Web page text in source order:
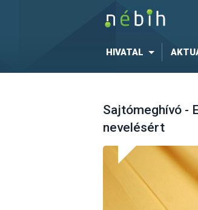
HIVATAL
Sajtómeghívó -
nevelésért